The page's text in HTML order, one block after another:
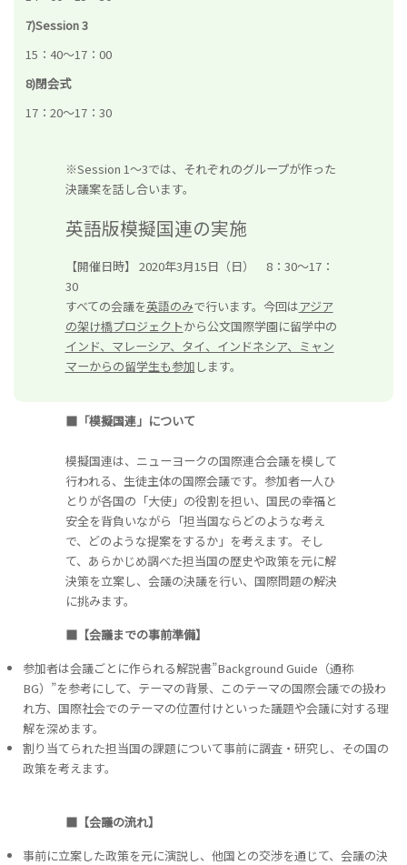
7)Session 3
15：40～17：00
8)閉会式
17：20～17：30
※Session 1～3では、それぞれのグループが作った
決議案を話し合います。
英語版模擬国連の実施
【開催日時】 2020年3月15日（日） 8：30～17：
30
すべての会議を英語のみで行います。今回はアジア
の架け橋プロジェクトから公文国際学園に留学中の
インド、マレーシア、タイ、インドネシア、ミャン
マーからの留学生も参加 します。
■「模擬国連」について
模擬国連は、ニューヨークの国際連合会議を模して
行われる、生徒主体の国際会議です。参加者一人ひ
とりが各国の「大使」の役割を担い、国民の幸福と
安全を背負いながら「担当国ならどのような考え
で、どのような提案をするか」を考えます。そし
て、あらかじめ調べた担当国の歴史や政策を元に解
決策を立案し、会議の決議を行い、国際問題の解決
に挑みます。
■【会議までの事前準備】
参加者は会議ごとに作られる解説書”Background Guide（通称
BG）”を参考にして、テーマの背景、このテーマの国際会議での扱わ
れ方、国際社会でのテーマの位置付けといった議題や会議に対する理
解を深めます。
割り当てられた担当国の課題について事前に調査・研究し、その国の
政策を考えます。
■【会議の流れ】
事前に立案した政策を元に演説し、他国との交渉を通じて、会議の決